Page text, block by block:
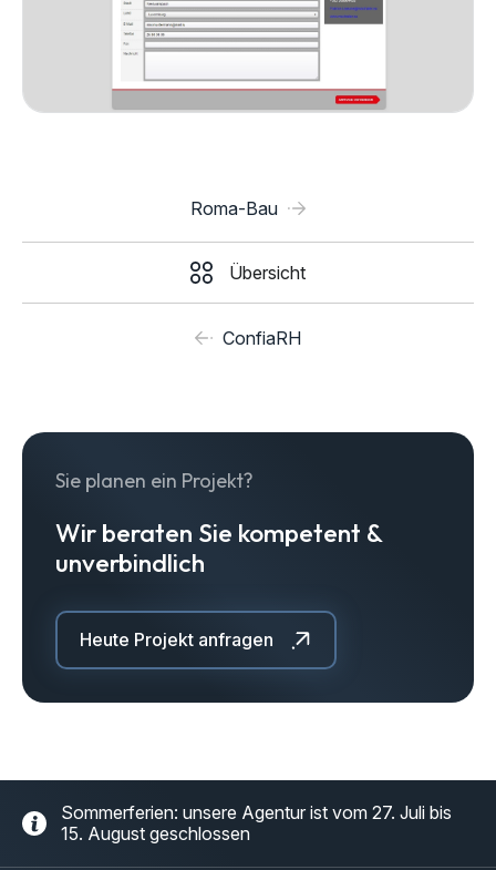
ConfiaRH
Übersicht
Roma-Bau
Sie planen ein Projekt?
Wir beraten Sie kompetent &
unverbindlich
Heute Projekt anfragen
Sommerferien: unsere Agentur ist vom 27. Juli bis
15. August geschlossen